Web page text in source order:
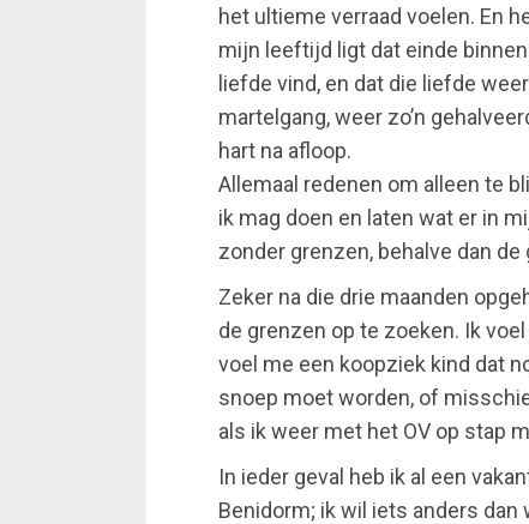
het ultieme verraad voelen. En
mijn leeftijd ligt dat einde
liefde vind, en dat die liefde
martelgang, weer zo’n
hart na afloop.
Allemaal redenen om alleen te
ik mag doen en laten wat er in
zonder grenzen, behalve dan
Zeker na die drie maanden
de grenzen op te zoeken. Ik
voel me een koopziek kind dat
snoep moet worden, of
als ik weer met het OV op stap
In ieder geval heb ik al een
Benidorm; ik wil iets anders